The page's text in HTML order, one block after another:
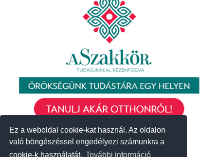
Ez a weboldal cookie-kat használ. Az oldalon
való böngészéssel engedélyezi számunkra a
cookie-k használatát. További információ
Ez a weboldal cookie-kat használ. Az oldalon
való böngészéssel engedélyezi számunkra a
cookie-k használatát. További információ